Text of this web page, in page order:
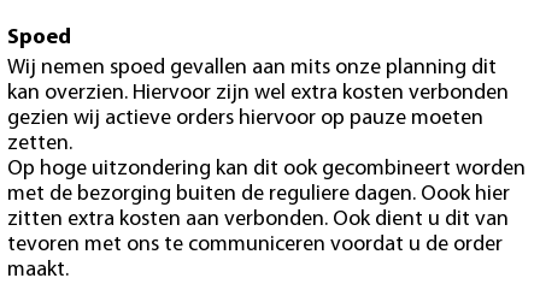
Spoed
Wij nemen spoed gevallen aan mits onze planning dit
kan overzien. Hiervoor zijn wel extra kosten verbonden
gezien wij actieve orders hiervoor op pauze moeten
zetten.
Op hoge uitzondering kan dit ook gecombineert worden
met de bezorging buiten de reguliere dagen. Oook hier
zitten extra kosten aan verbonden. Ook dient u dit van
tevoren met ons te communiceren voordat u de order
maakt.